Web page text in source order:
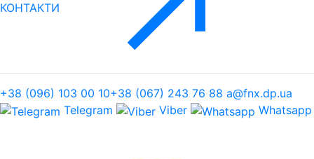
КОНТАКТИ
+38 (096) 103 00 10+38 (067) 243 76 88 a@fnx.dp.ua
Telegram
Viber Whatsapp